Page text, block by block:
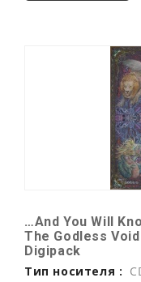
…And You Will
The Godless
Digipack
Тип носителя :